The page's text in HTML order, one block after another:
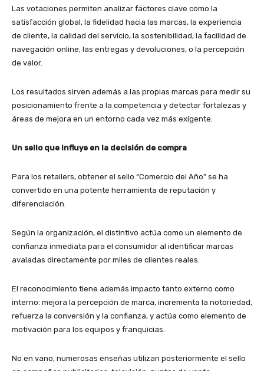
Las votaciones permiten analizar factores clave como la
satisfacción global, la fidelidad hacia las marcas, la experiencia
de cliente, la calidad del servicio, la sostenibilidad, la facilidad de
navegación online, las entregas y devoluciones, o la percepción
de valor.
Los resultados sirven además a las propias marcas para medir su
posicionamiento frente a la competencia y detectar fortalezas y
áreas de mejora en un entorno cada vez más exigente.
Un sello que influye en la decisión de compra
Para los retailers, obtener el sello “Comercio del Año” se ha
convertido en una potente herramienta de reputación y
diferenciación.
Según la organización, el distintivo actúa como un elemento de
confianza inmediata para el consumidor al identificar marcas
avaladas directamente por miles de clientes reales.
El reconocimiento tiene además impacto tanto externo como
interno: mejora la percepción de marca, incrementa la notoriedad,
refuerza la conversión y la confianza, y actúa como elemento de
motivación para los equipos y franquicias.
No en vano, numerosas enseñas utilizan posteriormente el sello